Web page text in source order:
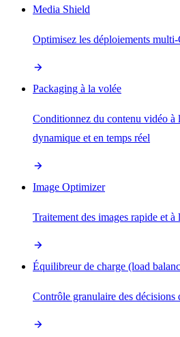
Media Shield
Optimisez les déploiements
Packaging à la volée
Conditionnez du contenu vidéo à
dynamique et en temps réel
Image Optimizer
Traitement des images rapide et
Équilibreur de charge (load
Contrôle granulaire des décisions